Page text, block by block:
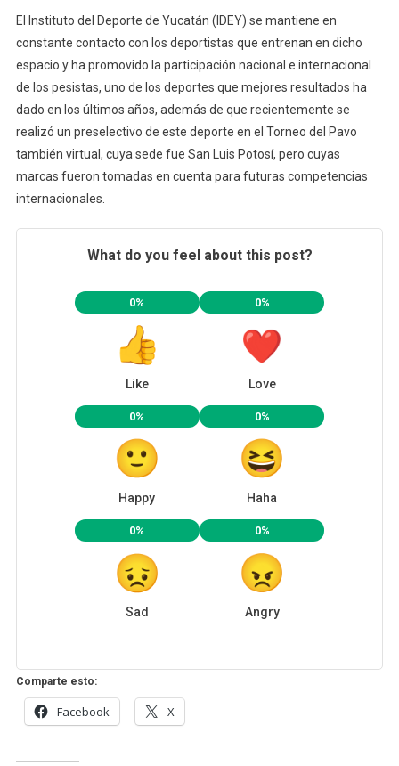
El Instituto del Deporte de Yucatán (IDEY) se mantiene en
constante contacto con los deportistas que entrenan en dicho
espacio y ha promovido la participación nacional e internacional
de los pesistas, uno de los deportes que mejores resultados ha
dado en los últimos años, además de que recientemente se
realizó un preselectivo de este deporte en el Torneo del Pavo
también virtual, cuya sede fue San Luis Potosí, pero cuyas
marcas fueron tomadas en cuenta para futuras competencias
internacionales.
What do you feel about this post?
0%
Like
0%
Love
0%
Happy
0%
Haha
0%
Sad
0%
Angry
Comparte esto:
Facebook X